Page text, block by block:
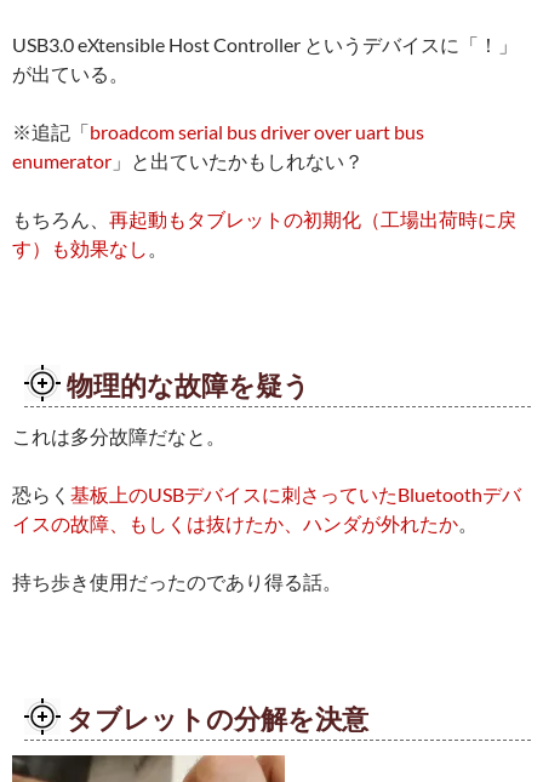
USB3.0 eXtensible Host Controller というデバイスに「！」
が出ている。
※追記「broadcom serial bus driver over uart bus
enumerator 」と出ていたかもしれない？
もちろん、 再起動もタブレットの初期化（工場出荷時に戻
す）も効果なし 。
物理的な故障を疑う
これは多分故障だなと。
恐らく 基板上のUSBデバイスに刺さっていたBluetoothデバ
イスの故障、もしくは抜けたか、ハンダが外れたか。
持ち歩き使用だったのであり得る話。
タブレットの分解を決意